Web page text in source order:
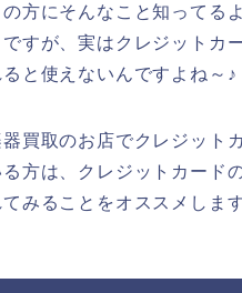
方にそんなこと知ってる
ですが、実はクレジットカ
と使えないんですよね～♪
買取のお店でクレジット
方は、クレジットカード
みることをオススメします